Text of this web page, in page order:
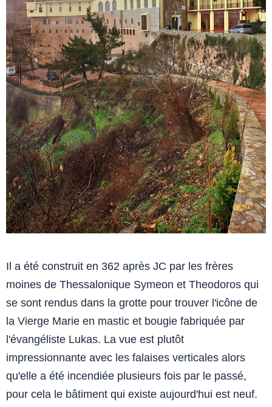
Il a été construit en 362 après JC par les frères
moines de Thessalonique Symeon et Theodoros qui
se sont rendus dans la grotte pour trouver l'icône de
la Vierge Marie en mastic et bougie fabriquée par
l'évangéliste Lukas. La vue est plutôt
impressionnante avec les falaises verticales alors
qu'elle a été incendiée plusieurs fois par le passé,
pour cela le bâtiment qui existe aujourd'hui est neuf.